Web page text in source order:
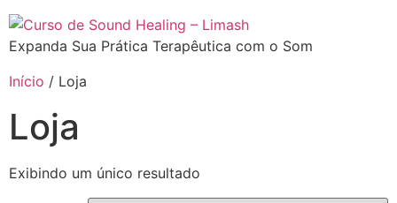
Expanda Sua Prática Terapêutica com o Som
Início / Loja
Loja
Exibindo um único resultado